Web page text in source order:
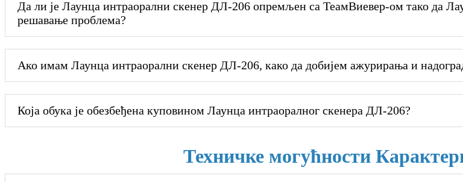
Да ли је Лаунца интраорални скенер ДЛ-206 опремљен са ТеамВиевер-ом тако да
решавање проблема?
Ако имам Лаунца интраорални скенер ДЛ-206, како да добијем ажурирања и
Која обука је обезбеђена куповином Лаунца интраоралног скенера ДЛ-206?
Техничке могућности